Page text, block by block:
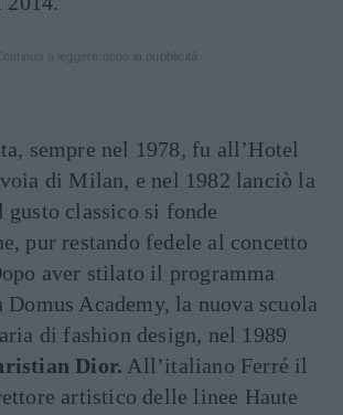
sempre nel 1978, fu all’Hotel
di Milan, e nel 1982 lanciò la
gusto classico si fonde
pur restando fedele al concetto
aver stilato il programma
Academy, la nuova scuola
di fashion design, nel 1989
Dior. All’italiano Ferré il
artistico delle linee Haute